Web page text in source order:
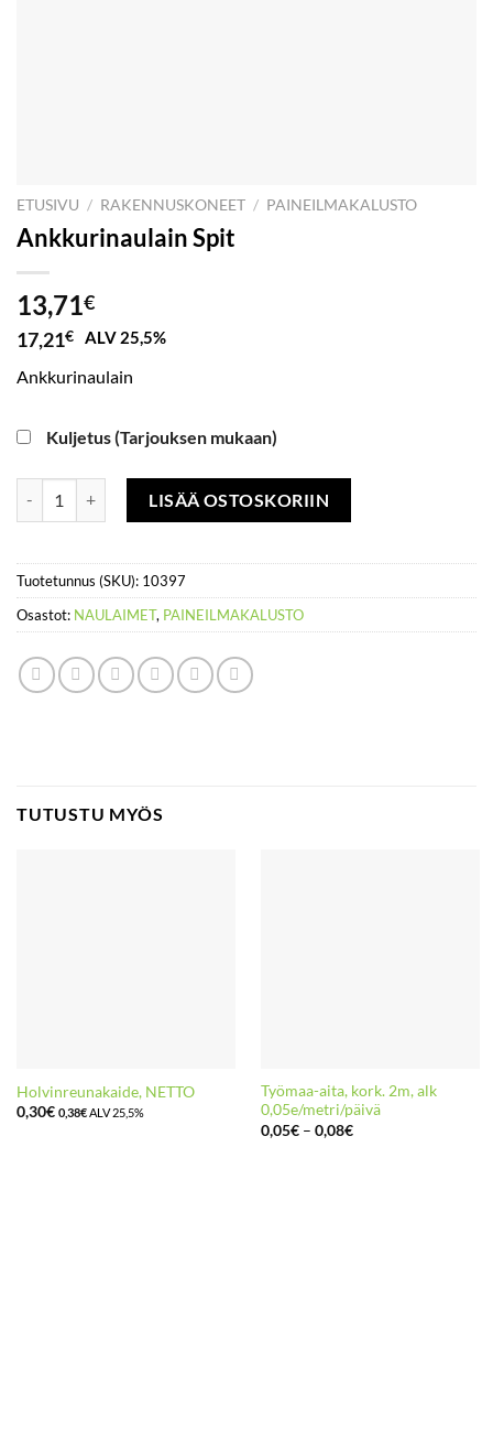
ETUSIVU / RAKENNUSKONEET / PAINEILMAKALUSTO
Ankkurinaulain Spit
13,71€
17,21€ ALV 25,5%
Ankkurinaulain
Kuljetus (Tarjouksen mukaan)
Ankkurinaulain Spit määräLISÄÄ OSTOSKORIIN
Tuotetunnus (SKU): 10397
Osastot: NAULAIMET, PAINEILMAKALUSTO
TUTUSTU MYÖS
Holvinreunakaide, NETTO
0,30€ 0,38€ALV 25,5%
Työmaa-aita, kork. 2m, alk
0,05e/metri/päivä
0,05€ – 0,08€Hintaluokka: